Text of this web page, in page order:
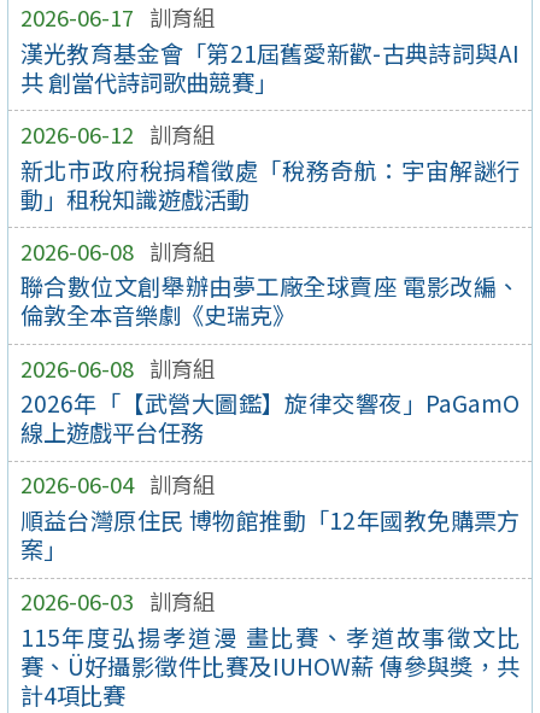
2026-06-17 訓育組
漢光教育基金會「第21屆舊愛新歡-古典詩詞與AI
共 創當代詩詞歌曲競賽」
2026-06-12 訓育組
新北市政府稅捐稽徵處「稅務奇航：宇宙解謎行
動」租稅知識遊戲活動
2026-06-08 訓育組
聯合數位文創舉辦由夢工廠全球賣座 電影改編、
倫敦全本音樂劇《史瑞克》
2026-06-08 訓育組
2026年「【武營大圖鑑】旋律交響夜」PaGamO
線上遊戲平台任務
2026-06-04 訓育組
順益台灣原住民 博物館推動「12年國教免購票方
案」
2026-06-03 訓育組
115年度弘揚孝道漫 畫比賽、孝道故事徵文比
賽、Ü好攝影徵件比賽及IUHOW薪 傳參與獎，共
計4項比賽